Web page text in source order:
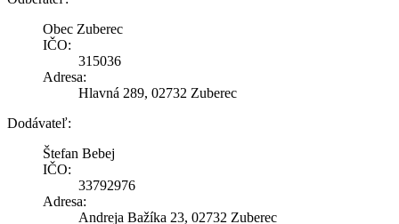
Obec Zuberec
IČO:
315036
Adresa:
Hlavná 289, 02732 Zuberec
Dodávateľ:
Štefan Bebej
IČO:
33792976
Adresa:
Andreja Bažíka 23, 02732 Zuberec